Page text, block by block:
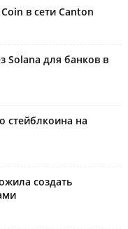
в сети Canton
Solana для банков в
стейблкоина на
создать